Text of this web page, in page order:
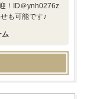
！ID＠ynh0276z
も可能です♪
ム